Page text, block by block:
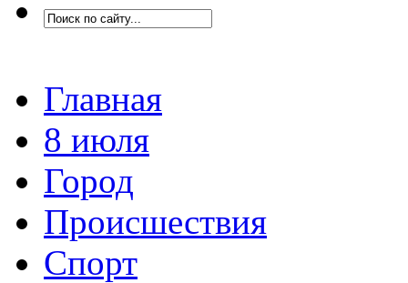
Главная
8 июля
Город
Происшествия
Спорт